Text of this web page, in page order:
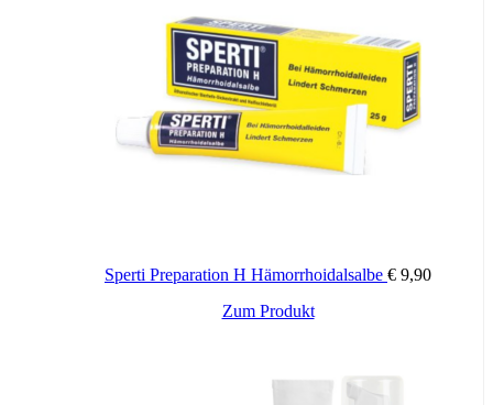
– während oder nach der Anwendung von Arzneimitteln wie z.B.
– wenn Sie häufig schwimmen oder saunieren sowie während des
– wenn Sie häufig Beschwerden wie Juckreiz, Reizungen,
– Ideal bei Anfälligkeit für Scheidenpilze, da FloraPlus wirksam das
Da Multi-Gyn FloraPlus einen für die Vagina optimalen Säuregrad
besitzt und Sperma alkalisch ist, kann die Verwendung von Multi-
Gyn FloraPlus die Spermaaktivität verringern, weshalb Multi-Gyn
besteht. Multi-Gyn FloraPlus eignet sich nicht als Verhütungsmittel.
Sperti Preparation H Hämorrhoidalsalbe € 9,90
Zum Produkt